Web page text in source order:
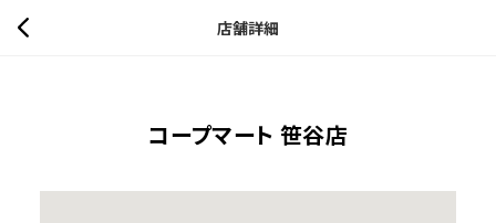
店舗詳細
コープマート 笹谷店